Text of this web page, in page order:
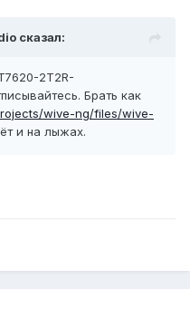
сказал:
2T2R-
Брать как
wive-ng/files/wive-
и на лыжах.